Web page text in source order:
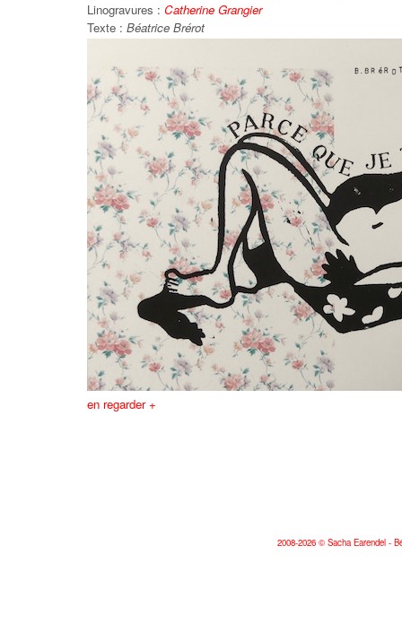
Linogravures : Catherine Grangier
Texte : Béatrice Brérot
en regarder +
2008-2026 © Sacha Earendel -